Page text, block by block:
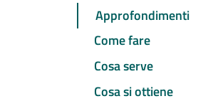
Approfondimenti
Come fare
Cosa serve
Cosa si ottiene